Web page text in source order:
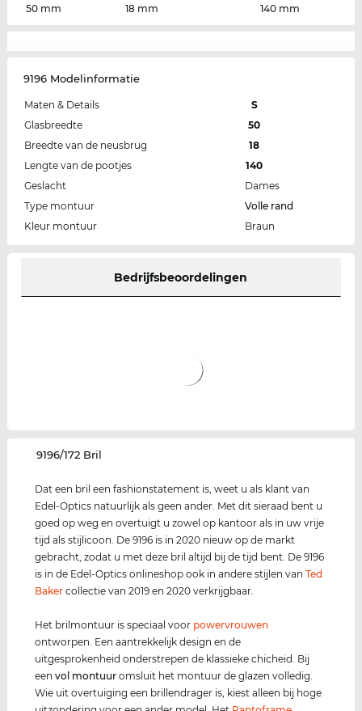
50 mm
18 mm
140 mm
9196 Modelinformatie
Maten & Details
S
Glasbreedte
50
Breedte van de neusbrug
18
Lengte van de pootjes
140
Geslacht
Dames
Type montuur
Volle rand
Kleur montuur
Braun
Bedrijfsbeoordelingen
‌9196/172 Bril
Dat een bril een fashionstatement is, weet u als klant van
Edel-Optics natuurlijk als geen ander. Met dit sieraad bent u
goed op weg en overtuigt u zowel op kantoor als in uw vrije
tijd als stijlicoon. De 9196 is in 2020 nieuw op de markt
gebracht, zodat u met deze bril altijd bij de tijd bent. De 9196
is in de Edel-Optics onlineshop ook in andere stijlen vanTed
Baker collectie van 2019 en 2020 verkrijgbaar.
Het brilmontuur is speciaal voor powervrouwen
ontworpen. Een aantrekkelijk design en de
uitgesprokenheid onderstrepen de klassieke chicheid. Bij
eenvol montuur omsluit het montuur de glazen volledig.
Wie uit overtuiging een brillendrager is, kiest alleen bij hoge